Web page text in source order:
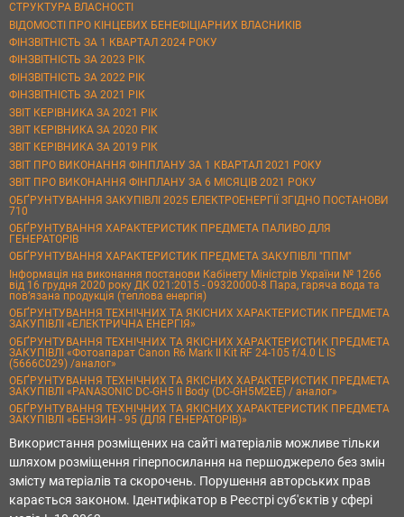
СТРУКТУРА ВЛАСНОСТІ
ВІДОМОСТІ ПРО КІНЦЕВИХ БЕНЕФІЦІАРНИХ ВЛАСНИКІВ
ФІНЗВІТНІСТЬ ЗА 1 КВАРТАЛ 2024 РОКУ
ФІНЗВІТНІСТЬ ЗА 2023 РІК
ФІНЗВІТНІСТЬ ЗА 2022 РІК
ФІНЗВІТНІСТЬ ЗА 2021 РІК
ЗВІТ КЕРІВНИКА ЗА 2021 РІК
ЗВІТ КЕРІВНИКА ЗА 2020 РІК
ЗВІТ КЕРІВНИКА ЗА 2019 РІК
ЗВІТ ПРО ВИКОНАННЯ ФІНПЛАНУ ЗА 1 КВАРТАЛ 2021 РОКУ
ЗВІТ ПРО ВИКОНАННЯ ФІНПЛАНУ ЗА 6 МІСЯЦІВ 2021 РОКУ
ОБҐРУНТУВАННЯ ЗАКУПІВЛІ 2025 ЕЛЕКТРОЕНЕРГІЇ ЗГІДНО ПОСТАНОВИ
710
ОБҐРУНТУВАННЯ ХАРАКТЕРИСТИК ПРЕДМЕТА ПАЛИВО ДЛЯ
ГЕНЕРАТОРІВ
ОБҐРУНТУВАННЯ ХАРАКТЕРИСТИК ПРЕДМЕТА ЗАКУПІВЛІ "ППМ"
Інформація на виконання постанови Кабінету Міністрів України № 1266
від 16 грудня 2020 року ДК 021:2015 - 09320000-8 Пара, гаряча вода та
пов’язана продукція (теплова енергія)
ОБҐРУНТУВАННЯ ТЕХНІЧНИХ ТА ЯКІСНИХ ХАРАКТЕРИСТИК ПРЕДМЕТА
ЗАКУПІВЛІ «ЕЛЕКТРИЧНА ЕНЕРГІЯ»
ОБҐРУНТУВАННЯ ТЕХНІЧНИХ ТА ЯКІСНИХ ХАРАКТЕРИСТИК ПРЕДМЕТА
ЗАКУПІВЛІ «Фотоапарат Canon R6 Mark II Kit RF 24-105 f/4.0 L IS
(5666C029) /аналог»
ОБҐРУНТУВАННЯ ТЕХНІЧНИХ ТА ЯКІСНИХ ХАРАКТЕРИСТИК ПРЕДМЕТА
ЗАКУПІВЛІ «PANASONIC DC-GH5 II Body (DC-GH5M2EE) / аналог»
ОБҐРУНТУВАННЯ ТЕХНІЧНИХ ТА ЯКІСНИХ ХАРАКТЕРИСТИК ПРЕДМЕТА
ЗАКУПІВЛІ «БЕНЗИН - 95 (ДЛЯ ГЕНЕРАТОРІВ)»
Використання розміщених на сайті матеріалів можливе тільки
шляхом розміщення гіперпосилання на першоджерело без змін
змісту матеріалів та скорочень. Порушення авторських прав
карається законом. Ідентифікатор в Реєстрі суб'єктів у сфері